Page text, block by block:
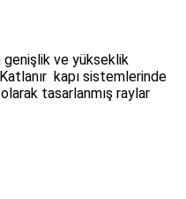
genişlik ve yükseklik
kapı sistemlerinde
tasarlanmış raylar